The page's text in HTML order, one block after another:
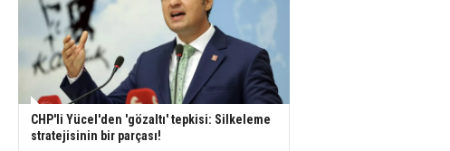
CHP'li Yücel'den 'gözaltı' tepkisi: Silkeleme
stratejisinin bir parçası!